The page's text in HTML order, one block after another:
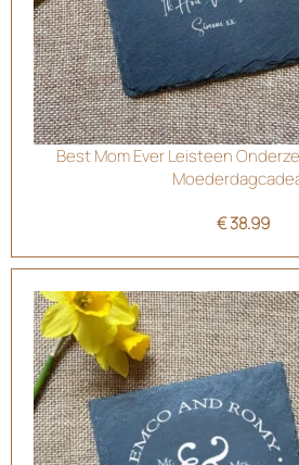
Best Mom Ever Leisteen
€38.99